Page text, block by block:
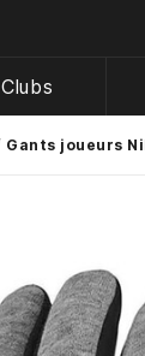
Clubs
Gants joueurs